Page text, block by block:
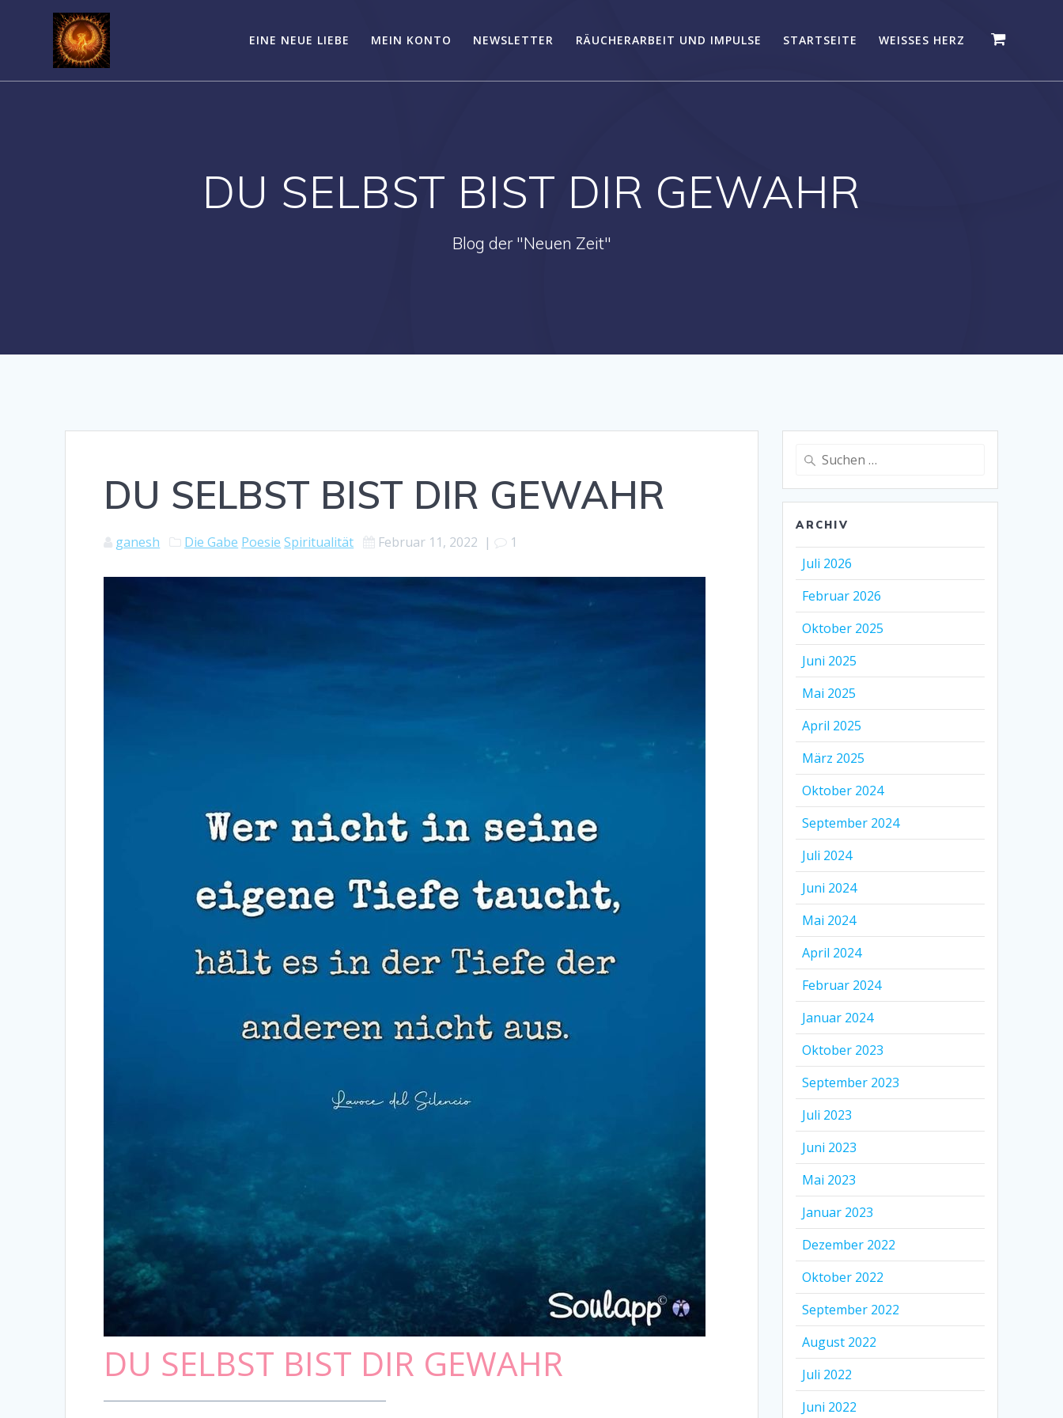
EINE NEUE LIEBE MEIN KONTO NEWSLETTER RÄUCHERARBEIT UND IMPULSE STARTSEITE WEISSES HERZ
DU SELBST BIST DIR GEWAHR
Blog der "Neuen Zeit"
DU SELBST BIST DIR GEWAHR
ganesh Die Gabe Poesie Spiritualität Februar 11, 2022 | 1
DU SELBST BIST DIR GEWAHR
Suche
ARCHIV
Juli 2026
Februar 2026
Oktober 2025
Juni 2025
Mai 2025
April 2025
März 2025
Oktober 2024
September 2024
Juli 2024
Juni 2024
Mai 2024
April 2024
Februar 2024
Januar 2024
Oktober 2023
September 2023
Juli 2023
Juni 2023
Mai 2023
Januar 2023
Dezember 2022
Oktober 2022
September 2022
August 2022
Juli 2022
Juni 2022